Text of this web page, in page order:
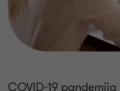
COVID-19